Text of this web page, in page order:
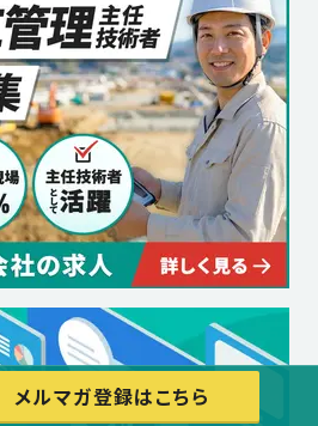
メルマガ登録はこちら